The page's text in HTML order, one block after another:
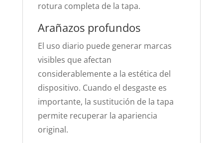
rotura completa de la tapa.
Arañazos profundos
El uso diario puede generar marcas
visibles que afectan
considerablemente a la estética del
dispositivo. Cuando el desgaste es
importante, la sustitución de la tapa
permite recuperar la apariencia
original.